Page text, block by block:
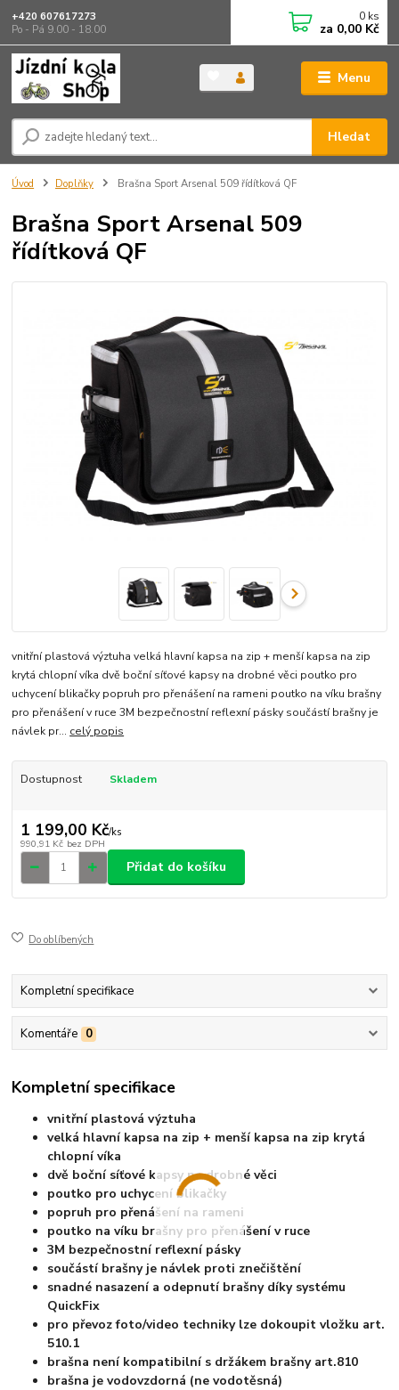
Menu
Hledat
+420 607617273
Po - Pá 9.00 - 18.00
0 ks
za 0,00 Kč
Úvod Doplňky Brašna Sport Arsenal 509 řídítková QF
Brašna Sport Arsenal 509
řídítková QF
vnitřní plastová výztuha velká hlavní kapsa na zip + menší kapsa na zip
krytá chlopní víka dvě boční síťové kapsy na drobné věci poutko pro
uchycení blikačky popruh pro přenášení na rameni poutko na víku brašny
pro přenášení v ruce 3M bezpečnostní reflexní pásky součástí brašny je
návlek pr... celý popis
Dostupnost Skladem
1 199,00 Kč/ks
990,91 Kč bez DPH
Přidat do košíku
Do oblíbených
Kompletní specifikace
Komentáře 0
Kompletní specifikace
vnitřní plastová výztuha
velká hlavní kapsa na zip + menší kapsa na zip krytá
chlopní víka
dvě boční síťové kapsy na drobné věci
poutko pro uchycení blikačky
popruh pro přenášení na rameni
poutko na víku brašny pro přenášení v ruce
3M bezpečnostní reflexní pásky
součástí brašny je návlek proti znečištění
snadné nasazení a odepnutí brašny díky systému
QuickFix
pro převoz foto/video techniky lze dokoupit vložku art.
510.1
brašna není kompatibilní s držákem brašny art.810
brašna je vodovzdorná (ne vodotěsná)